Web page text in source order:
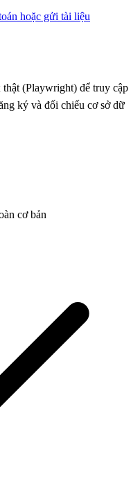
hoặc gửi tài liệu
(Playwright) để truy cập
ký và đối chiếu cơ sở dữ
cơ bản